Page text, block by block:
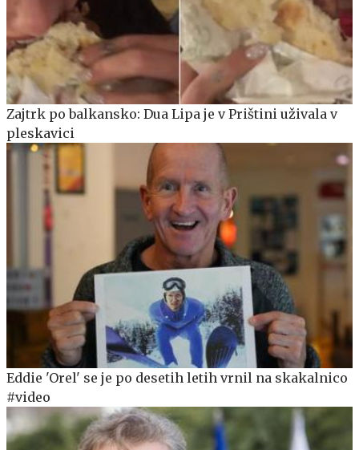
Zajtrk po balkansko: Dua Lipa je v Prištini uživala v
pleskavici
Eddie 'Orel' se je po desetih letih vrnil na skakalnico
#video